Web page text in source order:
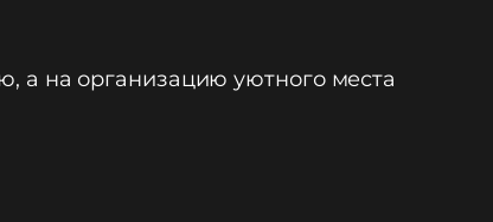
а на организацию уютного места